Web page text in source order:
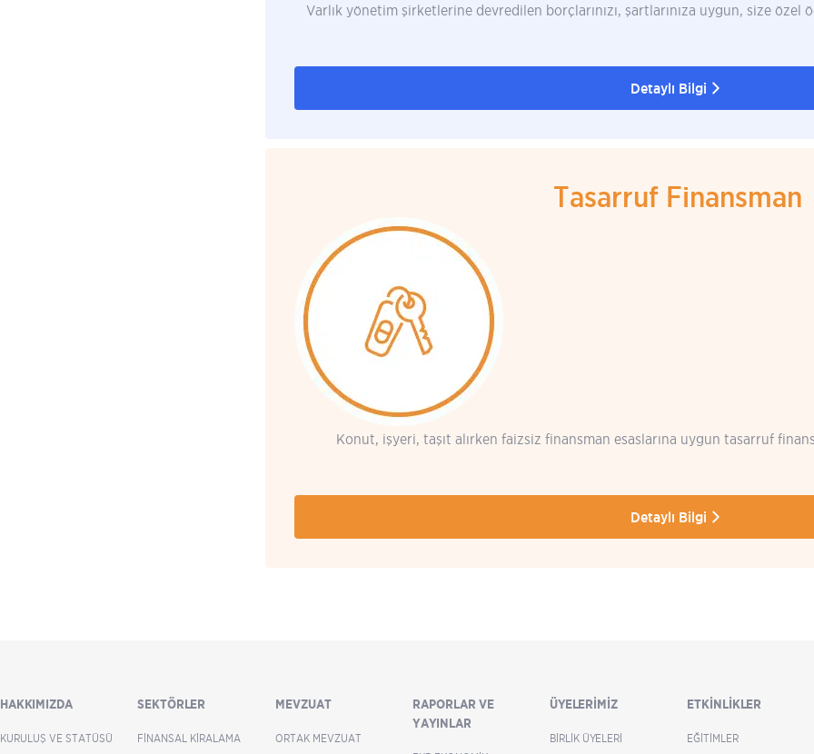
Varlık yönetim şirketlerine devredilen borçlarınızı, şartlarınıza uygun, size
Detaylı Bilgi
Tasarruf Finansman
Konut, işyeri, taşıt alırken faizsiz finansman esaslarına uygun tasarruf
Detaylı Bilgi
HAKKIMIZDA
KURULUŞ VE STATÜSÜ
SEKTÖRLER
FINANSAL KIRALAMA
MEVZUAT
ORTAK MEVZUAT
RAPORLAR VE
YAYINLAR
ÜYELERIMIZ
BIRLIK ÜYELERI
ETKINLIKLER
EĞITIMLER